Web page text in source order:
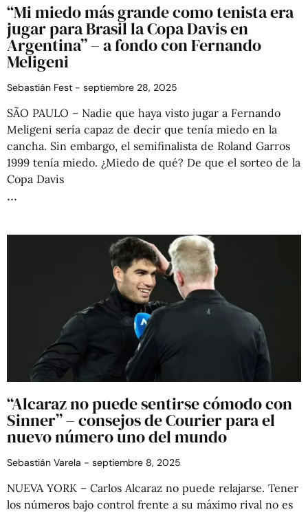
“Mi miedo más grande como tenista era
jugar para Brasil la Copa Davis en
Argentina” – a fondo con Fernando
Meligeni
Sebastián Fest septiembre 28, 2025
SÃO PAULO – Nadie que haya visto jugar a Fernando
Meligeni sería capaz de decir que tenía miedo en la
cancha. Sin embargo, el semifinalista de Roland Garros
1999 tenía miedo. ¿Miedo de qué? De que el sorteo de la
Copa Davis
“Alcaraz no puede sentirse cómodo con
Sinner” – consejos de Courier para el
nuevo número uno del mundo
Sebastián Varela septiembre 8, 2025
NUEVA YORK – Carlos Alcaraz no puede relajarse. Tener
los números bajo control frente a su máximo rival no es